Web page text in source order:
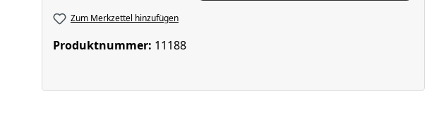
Zum Merkzettel hinzufügen
Produktnummer: 11188